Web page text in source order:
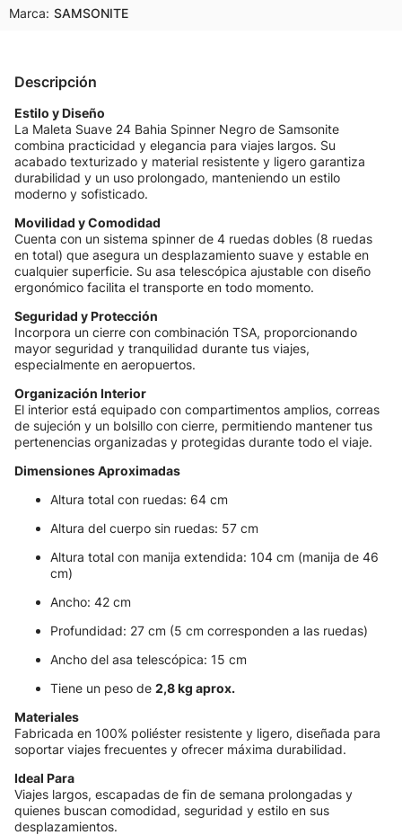
Marca: SAMSONITE
Descripción
Estilo y Diseño
La Maleta Suave 24 Bahia Spinner Negro de Samsonite
combina practicidad y elegancia para viajes largos. Su
acabado texturizado y material resistente y ligero garantiza
durabilidad y un uso prolongado, manteniendo un estilo
moderno y sofisticado.
Movilidad y Comodidad
Cuenta con un sistema spinner de 4 ruedas dobles (8 ruedas
en total) que asegura un desplazamiento suave y estable en
cualquier superficie. Su asa telescópica ajustable con diseño
ergonómico facilita el transporte en todo momento.
Seguridad y Protección
Incorpora un cierre con combinación TSA, proporcionando
mayor seguridad y tranquilidad durante tus viajes,
especialmente en aeropuertos.
Organización Interior
El interior está equipado con compartimentos amplios, correas
de sujeción y un bolsillo con cierre, permitiendo mantener tus
pertenencias organizadas y protegidas durante todo el viaje.
Dimensiones Aproximadas
Altura total con ruedas: 64 cm
Altura del cuerpo sin ruedas: 57 cm
Altura total con manija extendida: 104 cm (manija de 46
cm)
Ancho: 42 cm
Profundidad: 27 cm (5 cm corresponden a las ruedas)
Ancho del asa telescópica: 15 cm
Tiene un peso de 2,8 kg aprox.
Materiales
Fabricada en 100% poliéster resistente y ligero, diseñada para
soportar viajes frecuentes y ofrecer máxima durabilidad.
Ideal Para
Viajes largos, escapadas de fin de semana prolongadas y
quienes buscan comodidad, seguridad y estilo en sus
desplazamientos.